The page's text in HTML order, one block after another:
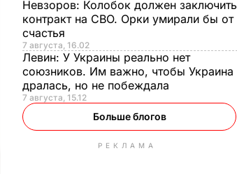
Невзоров: Колобок должен заключить
контракт на СВО. Орки умирали бы от
счастья
7 августа, 16.02
Левин: У Украины реально нет
союзников. Им важно, чтобы Украина
дралась, но не побеждала
7 августа, 15.12
Больше блогов
РЕКЛАМА